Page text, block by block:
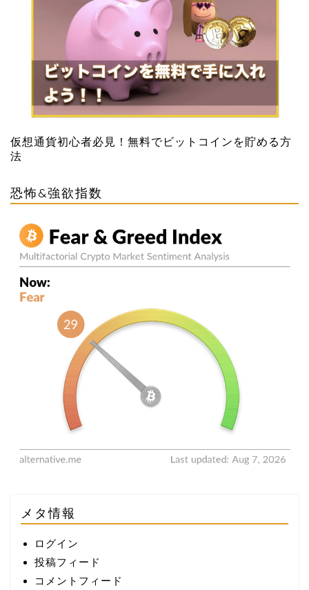
仮想通貨初心者必見！無料でビットコインを貯める方
法
恐怖&強欲指数
メタ情報
ログイン
投稿フィード
コメントフィード